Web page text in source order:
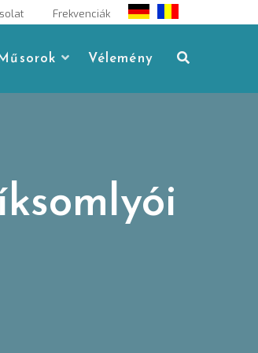
Frekvenciák
Műsorok Vélemény